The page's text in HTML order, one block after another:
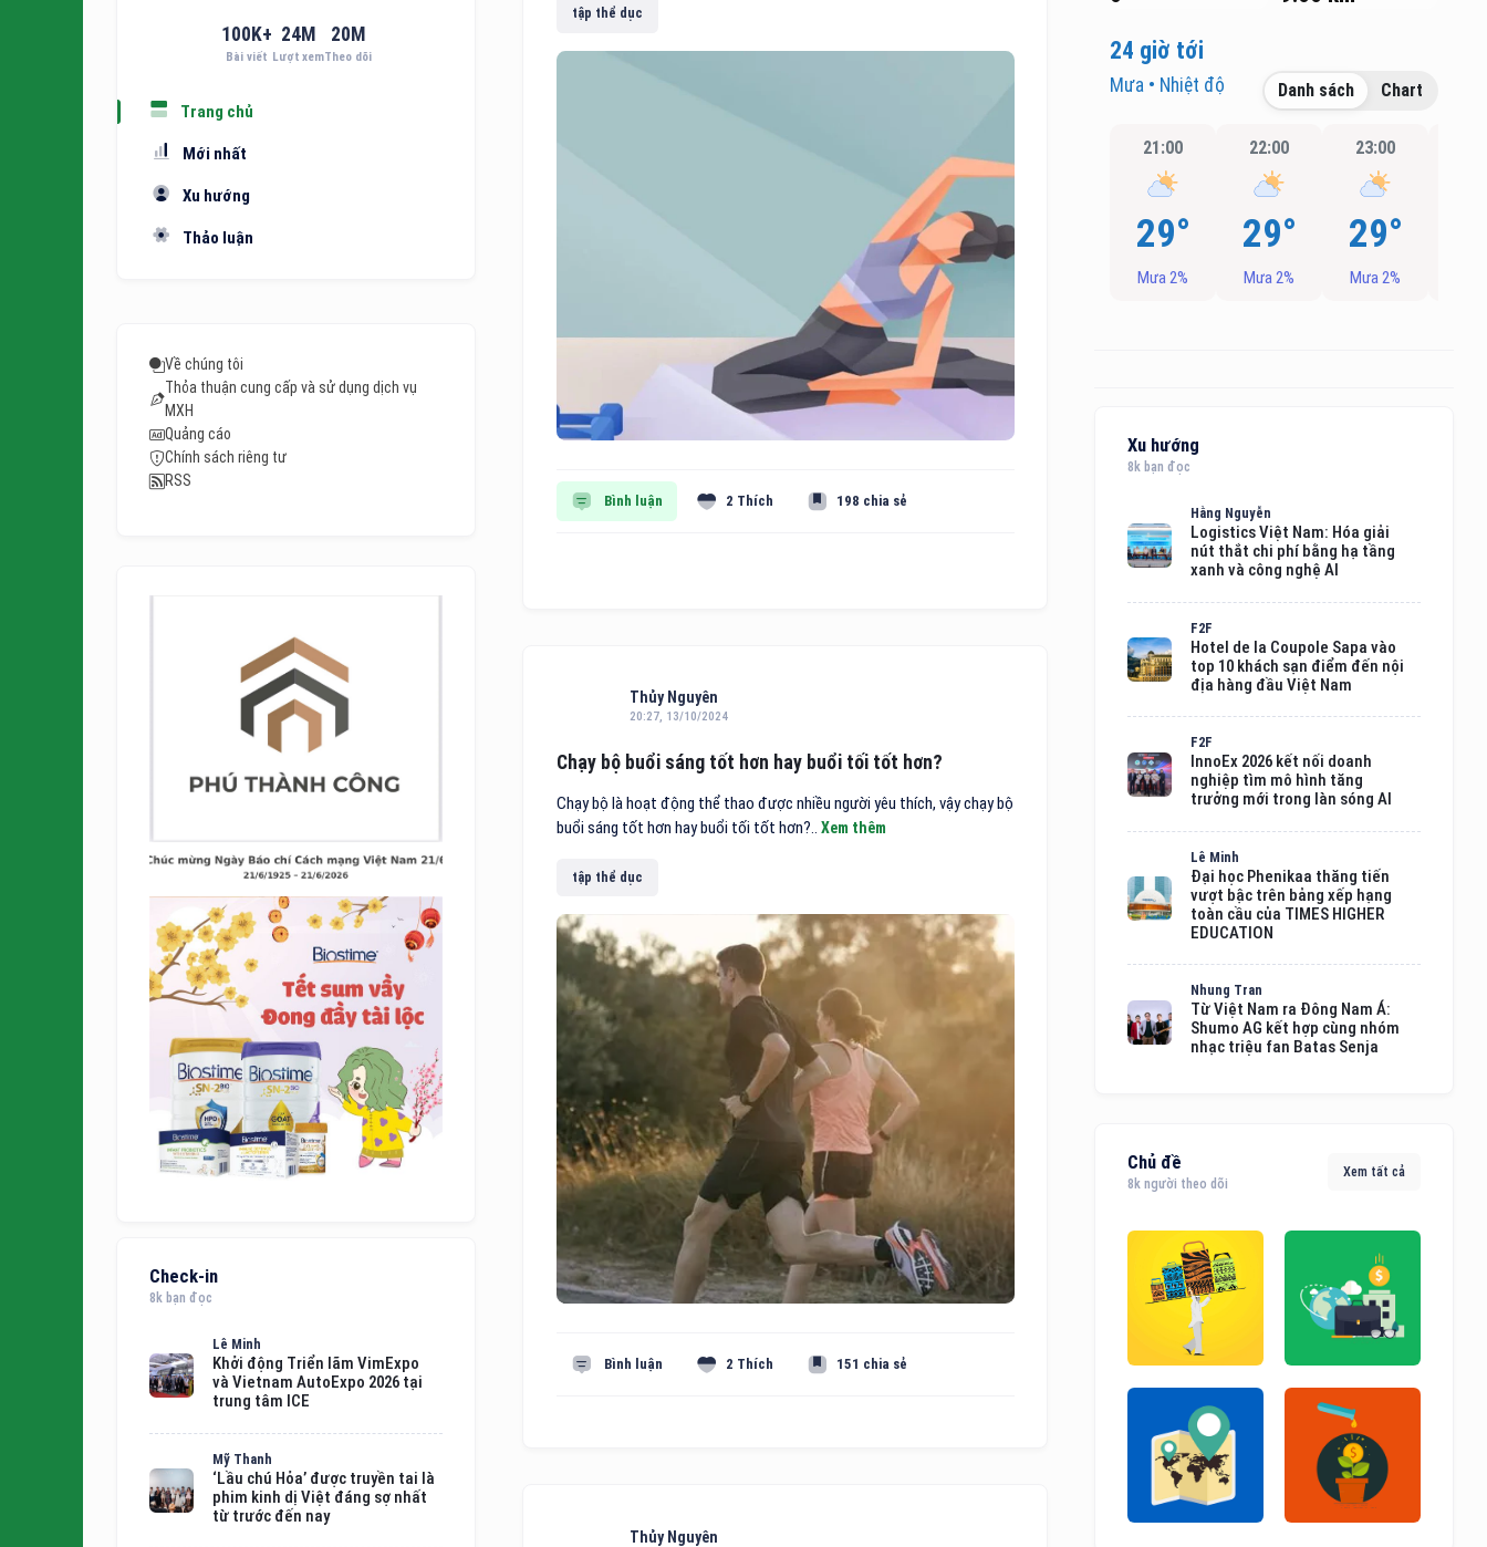
100 K+
Bài viết
24M
Lượt xem
20 M
Theo dõi
Trang chủ
Mới nhất
Xu hướng
Thảo luận
Về chúng tôi
Thỏa thuận cung cấp và sử dụng dịch vụ
MXH
Quảng cáo
Chính sách riêng tư
RSS
Check-in
8k bạn đọc
Lê Minh
Khởi động Triển lãm VimExpo
và Vietnam AutoExpo 2026 tại
trung tâm ICE
Mỹ Thanh
‘Lầu chú Hỏa’ được truyền tai là
phim kinh dị Việt đáng sợ nhất
từ trước đến nay
tập thể dục
Bình luận 2 Thích 198 chia sẻ
Thủy Nguyên
20:27, 13/10/2024
Chạy bộ buổi sáng tốt hơn hay buổi tối tốt hơn?
Chạy bộ là hoạt động thể thao được nhiều người yêu thích, vậy chạy bộ
buổi sáng tốt hơn hay buổi tối tốt hơn?.. Xem thêm
tập thể dục
Bình luận 2 Thích 151 chia sẻ
Thủy Nguyên
24 giờ tới
Mưa • Nhiệt độ Danh sách Chart
21:00
29°
Mưa 2%
22:00
29°
Mưa 2%
23:00
29°
Mưa 2%
Xu hướng
8k bạn đọc
Hằng Nguyễn
Logistics Việt Nam: Hóa giải
nút thắt chi phí bằng hạ tầng
xanh và công nghệ AI
F2F
Hotel de la Coupole Sapa vào
top 10 khách sạn điểm đến nội
địa hàng đầu Việt Nam
F2F
InnoEx 2026 kết nối doanh
nghiệp tìm mô hình tăng
trưởng mới trong làn sóng AI
Lê Minh
Đại học Phenikaa thăng tiến
vượt bậc trên bảng xếp hạng
toàn cầu của TIMES HIGHER
EDUCATION
Nhung Tran
Từ Việt Nam ra Đông Nam Á:
Shumo AG kết hợp cùng nhóm
nhạc triệu fan Batas Senja
Chủ đề
8k người theo dõi
Xem tất cả